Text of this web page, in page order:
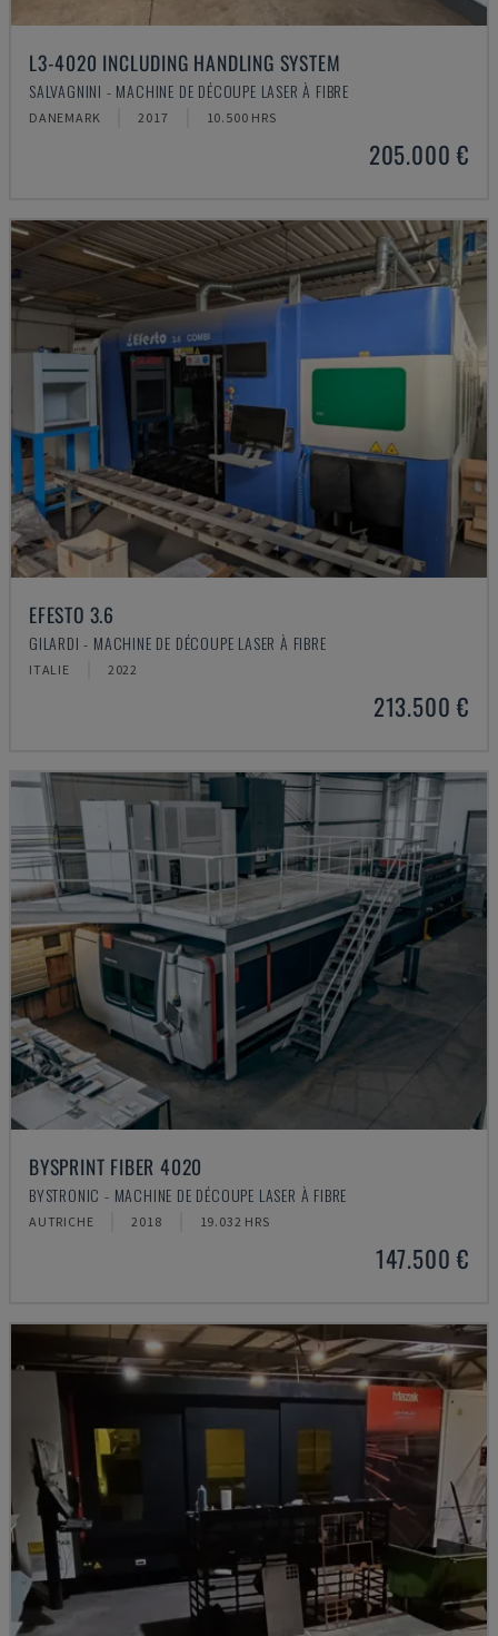
L3-4020 INCLUDING HANDLING SYSTEM
SALVAGNINI - MACHINE DE DÉCOUPE LASER À FIBRE
DANEMARK 2017 10.500 HRS
205.000 €
EFESTO 3.6
GILARDI - MACHINE DE DÉCOUPE LASER À FIBRE
ITALIE 2022
213.500 €
BYSPRINT FIBER 4020
BYSTRONIC - MACHINE DE DÉCOUPE LASER À FIBRE
AUTRICHE 2018 19.032 HRS
147.500 €